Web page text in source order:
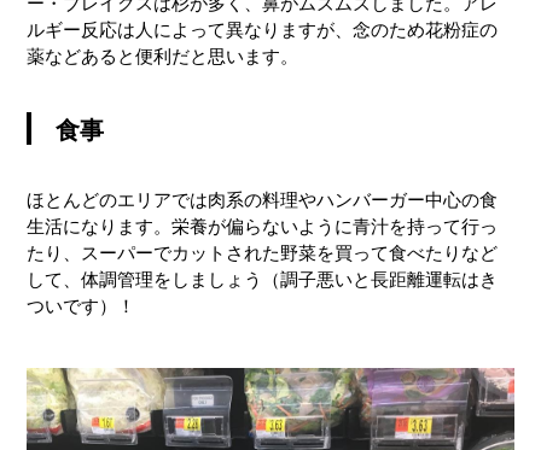
ルギー反応は人によって異なりますが、念のため花粉症の
薬などあると便利だと思います。
食事
ほとんどのエリアでは肉系の料理やハンバーガー中心の食
生活になります。栄養が偏らないように青汁を持って行っ
たり、スーパーでカットされた野菜を買って食べたりなど
して、体調管理をしましょう（調子悪いと長距離運転はき
ついです）！